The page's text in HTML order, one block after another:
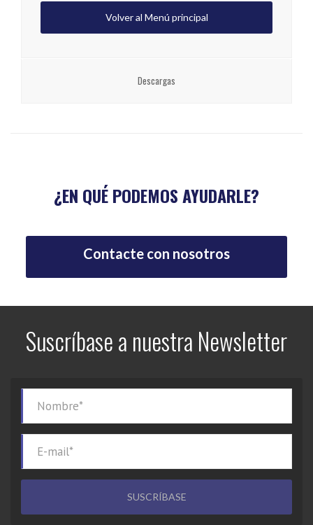
Volver al Menú principal
Descargas
¿EN QUÉ PODEMOS AYUDARLE?
Contacte con nosotros
Suscríbase a nuestra Newsletter